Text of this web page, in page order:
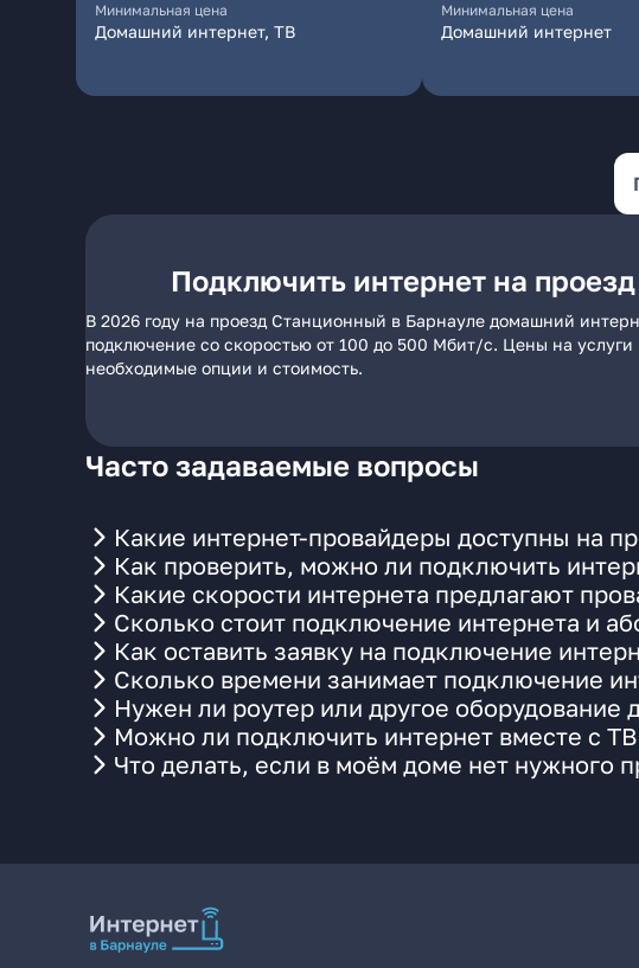
Минимальная цена
Домашний интернет, ТВ
Минимальная цена
Домашний интернет
Подключить интернет на
В 2026 году на проезд Станционный в Барнауле домашний
подключение со скоростью от 100 до 500 Мбит/с. Цены на
необходимые опции и стоимость.
Часто задаваемые вопросы
Какие интернет-провайдеры доступны на
Как проверить, можно ли подключить
Какие скорости интернета предлагают
Сколько стоит подключение интернета и
Как оставить заявку на подключение
Сколько времени занимает подключение
Нужен ли роутер или другое оборудование
Можно ли подключить интернет вместе с
Что делать, если в моём доме нет нужного